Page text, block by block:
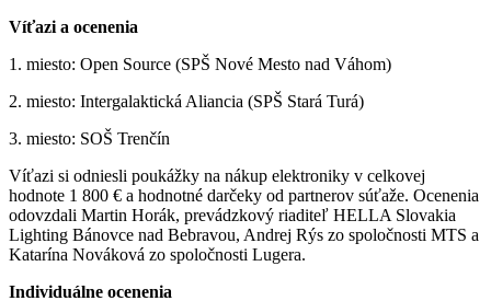
Víťazi a ocenenia
1. miesto: Open Source (SPŠ Nové Mesto nad Váhom)
2. miesto: Intergalaktická Aliancia (SPŠ Stará Turá)
3. miesto: SOŠ Trenčín
Víťazi si odniesli poukážky na nákup elektroniky v celkovej
hodnote 1 800 € a hodnotné darčeky od partnerov súťaže. Ocenenia
odovzdali Martin Horák, prevádzkový riaditeľ HELLA Slovakia
Lighting Bánovce nad Bebravou, Andrej Rýs zo spoločnosti MTS a
Katarína Nováková zo spoločnosti Lugera.
Individuálne ocenenia